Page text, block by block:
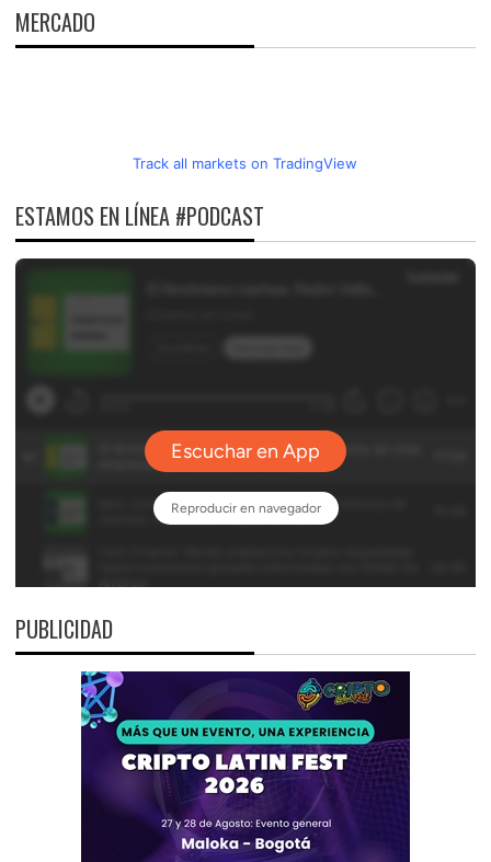
MERCADO
Track all markets on TradingView
ESTAMOS EN LÍNEA #PODCAST
PUBLICIDAD